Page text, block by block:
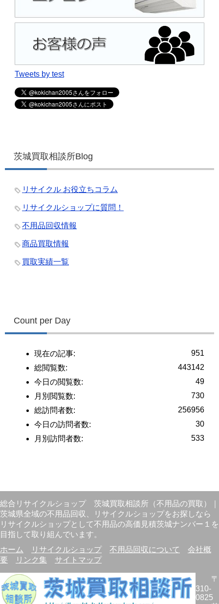
Tweets by test
茨城買取相談所Blog
リサイクル お役立ちコラム
リサイクルショップに質問！
不用品回収情報
商品買取情報
買取実績一覧
Count per Day
951
現在の記事:
443142
総閲覧数:
49
今日の閲覧数:
730
月別閲覧数:
256956
総訪問者数:
30
今日の訪問者数:
533
月別訪問者数:
総合リサイクルショップ 茨城買取相談所（不用品の買取）
茨城県全域の不用品回収、リサイクルショップをお探しなら
リサイクルショップとして不用品の高価見積茨城ナンバー１を
目指して取り組んでいます。
ホーム
リサイクルショップ 不用品回収について
会社概
要
リンク集 サイトマップ
〒
310-
0825